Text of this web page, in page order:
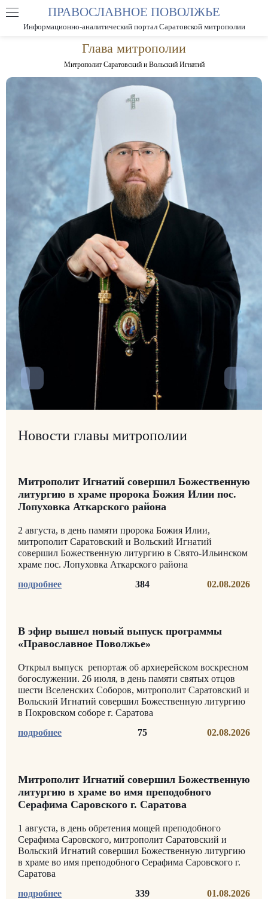
РАЗМЕР ШРИФТА А А
ИЗОБРАЖЕНИЯ
ПРАВОСЛАВНОЕ ПОВОЛЖЬЕ
Информационно-аналитический портал Саратовской митрополии
Глава митрополии
Митрополит Саратовский и Вольский Игнатий
Новости главы митрополии
Митрополит Игнатий совершил Божественную
литургию в храме пророка Божия Илии пос.
Лопуховка Аткарского района
2 августа, в день памяти пророка Божия Илии,
митрополит Саратовский и Вольский Игнатий
совершил Божественную литургию в Свято-Ильинском
храме пос. Лопуховка Аткарского района
384
02.08.2026
В эфир вышел новый выпуск программы
«Православное Поволжье»
Открыл выпуск репортаж об архиерейском воскресном
богослужении. 26 июля, в день памяти святых отцов
шести Вселенских Соборов, митрополит Саратовский и
Вольский Игнатий совершил Божественную литургию
в Покровском соборе г. Саратова
75
02.08.2026
Митрополит Игнатий совершил Божественную
литургию в храме во имя преподобного
Серафима Саровского г. Саратова
1 августа, в день обретения мощей преподобного
Серафима Саровского, митрополит Саратовский и
Вольский Игнатий совершил Божественную литургию
в храме во имя преподобного Серафима Саровского г.
Саратова
339
01.08.2026